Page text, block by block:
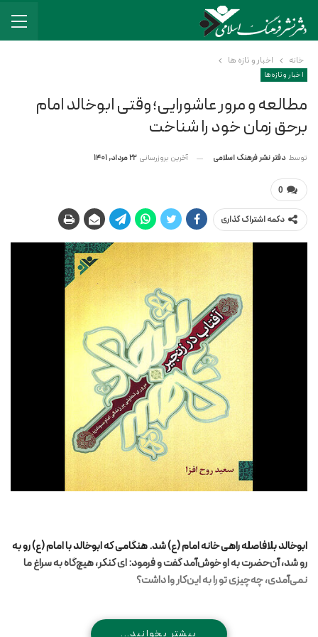
خانه اخبار و تازه ها
اخبار و تازه ها
مطالعه و مرور عاشورایی؛ وقتی ابوخالد امام
برحق زمان خود را شناخت
توسط دفتر نشر فرهنگ اسلامی آخرین بروزرسانی 22 مرداد, 1401
0
دکمه اشتراک گذاری
ابوخالد بلافاصله راهی خانه امام (ع) شد. هنگامی که ابوخالد با امام (ع) رو به
رو شد، آن‌حضرت به او خوش‌آمد گفت و فرمود: ای کنکر، هیچ‌گاه به سراغ ما
نمی‌آمدی، چه‌چیزی تو را به این‌کار وا داشت؟
بیشتر بخوانید...